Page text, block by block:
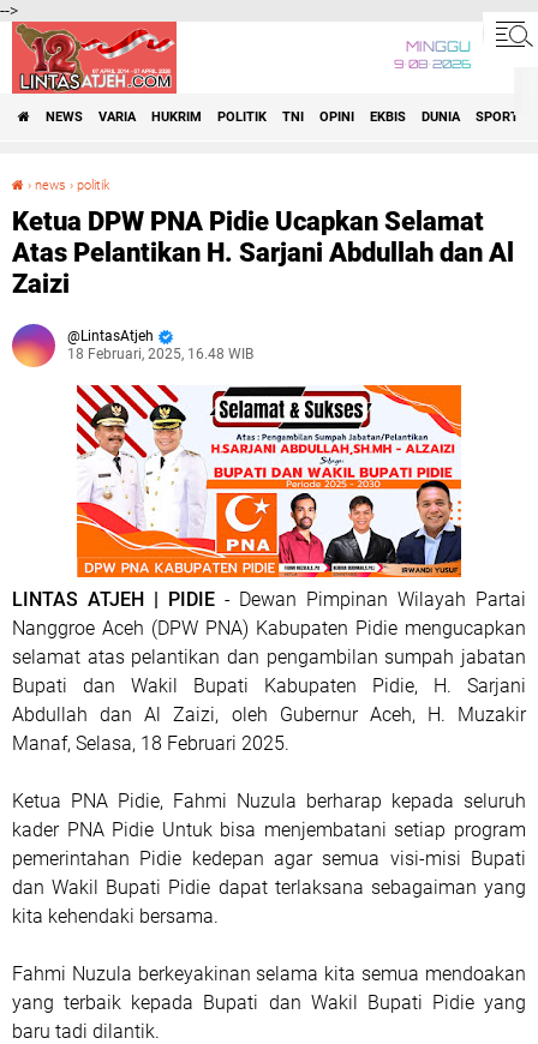
-->
MINGGU
9•08•2026
NEWS VARIA HUKRIM POLITIK TNI OPINI EKBIS DUNIA SPORT
› news › politik
Ketua DPW PNA Pidie Ucapkan Selamat
Atas Pelantikan H. Sarjani Abdullah dan Al
Zaizi
LintasAtjeh
18 Februari, 2025, 16.48 WIB
LINTAS ATJEH | PIDIE- Dewan Pimpinan Wilayah Partai
Nanggroe Aceh (DPW PNA) Kabupaten Pidie mengucapkan
selamat atas pelantikan dan pengambilan sumpah jabatan
Bupati dan Wakil Bupati Kabupaten Pidie, H. Sarjani
Abdullah dan Al Zaizi, oleh Gubernur Aceh, H. Muzakir
Manaf, Selasa, 18 Februari 2025.
Ketua PNA Pidie, Fahmi Nuzula berharap kepada seluruh
kader PNA Pidie Untuk bisa menjembatani setiap program
pemerintahan Pidie kedepan agar semua visi-misi Bupati
dan Wakil Bupati Pidie dapat terlaksana sebagaiman yang
kita kehendaki bersama.
Fahmi Nuzula berkeyakinan selama kita semua mendoakan
yang terbaik kepada Bupati dan Wakil Bupati Pidie yang
baru tadi dilantik.